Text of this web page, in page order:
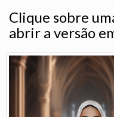
Clique sobre
abrir a versão